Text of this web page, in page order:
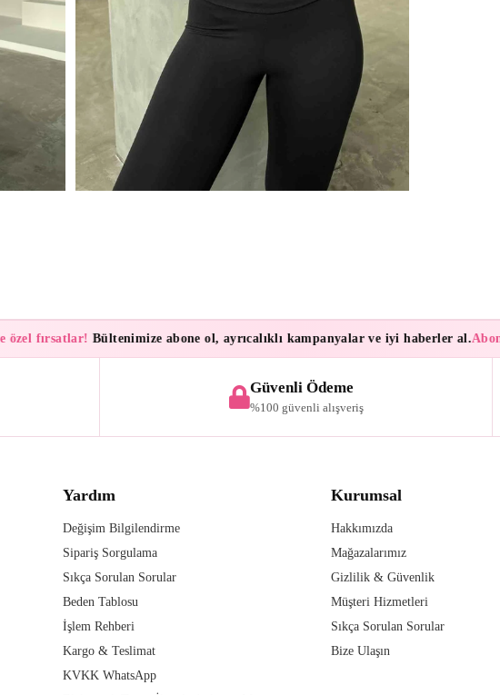
fırsatlar!Bültenimize abone ol, ayrıcalıklı kampanyalar ve iyi haberler al.
Güvenli Ödeme
%100 güvenli alışveriş
Yardım
Değişim Bilgilendirme
Sipariş Sorgulama
Sıkça Sorulan Sorular
Beden Tablosu
İşlem Rehberi
Kargo & Teslimat
KVKK WhatsApp
Kurumsal
Hakkımızda
Mağazalarımız
Gizlilik & Güvenlik
Müşteri Hizmetleri
Sıkça Sorulan Sorular
Bize Ulaşın